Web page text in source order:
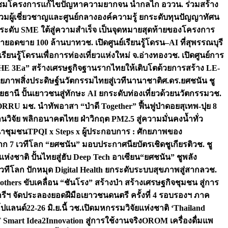
มโครงการแก้ไขปัญหาความยากจน นำกลไก อววน. ร่วมสร้าง
วมผู้เชี่ยวชาญและศูนย์กลางองค์ความรู้ ยกระดับทุนปัญญาทัศน
ดับ SME ใต้สู่ความสำเร็จ เป็นจุดหมายสุดท้ายของโครงการ
ายอดขาย 100 ล้านบาทวช. เปิดศูนย์เรียนรู้โดรน–AI ที่สุพรรณบุรี
ยนรู้โดรนเพื่อการท่องเที่ยวแห่งใหม่ จ.อ่างทองวช. เปิดศูนย์การ
3Ea” สร้างเศรษฐกิจฐานรากไทยให้เติบโตด้วยการสร้าง LE-
ยภาพสิ่งประดิษฐ์นวัตกรรมไทยสู่เวทีนานาชาติศ.ดร.ยศชนัน ชู
ธานี ปั้นเยาวชนสู่ทักษะ AI ยกระดับท่องเที่ยวด้วยนวัตกรรมวช.
มช. นำทัพอาสา “ป่าดี Together” ฟื้นฟูป่าดอยสุเทพ-ปุย 8
วิจัย พลิกอนาคตไทย ฝ่าวิกฤต PM2.5 สู่ความมั่นคงน้ำทั่ว
าชุมชนTPQI x Steps x ผู้ประกอบการ : ศักยภาพของ
7 เวทีโลก “ยศชนัน” มอบประกาศนียบัตรเชิดชูเกียรติวช. ชู
งชาติ ปั้นไทยสู่ฮับ Deep Tech อาเซียน“ยศชนัน” ชูพลัง
ทีโลก ปักหมุด Digital Health ยกระดับระบบสุขภาพสู่สากลวช.
ขับเคลื่อน “ชันโรง” สร้างป่า สร้างเศรษฐกิจชุมชน สู่การ
ฯ จัดประลองยอดฝีมือเยาวชนดนตรี ครั้งที่ 4 รอบรองฯ ภาค
ปแลนด์22-26 มิ.ย.นี้ วช.เปิดมหกรรมวิจัยแห่งชาติ ‘Thailand
Idea2Innovation สู่การใช้งานจริงOROM เครื่องดื่มแพ